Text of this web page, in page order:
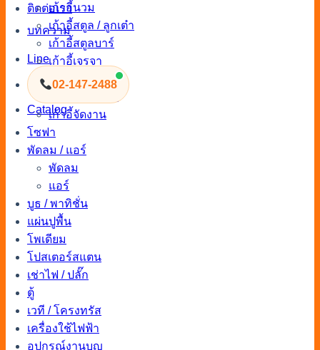
ติดต่อเรา
บทความ
Line
02-147-2488
Catalog
เก้าอี้นวม
เก้าอี้สตูล / ลูกเต๋า
เก้าอี้สตูลบาร์
เก้าอี้เจรจา
เก้าอี้จัดงานแต่ง
เก้าอี้จัดงาน
โซฟา
พัดลม / แอร์
พัดลม
แอร์
บูธ / พาทิชั่น
แผ่นปูพื้น
โพเดียม
โปสเตอร์สแตน
เช่าไฟ / ปลั๊ก
ตู้
เวที / โครงทรัส
เครื่องใช้ไฟฟ้า
อุปกรณ์งานบุญ